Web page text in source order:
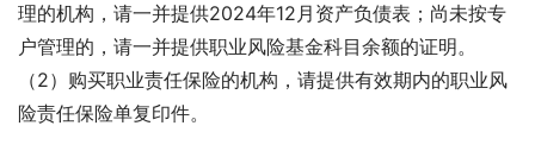
理的机构，请一并提供2024年12月资产负债表；尚未按专
户管理的，请一并提供职业风险基金科目余额的证明。
（2）购买职业责任保险的机构，请提供有效期内的职业风
险责任保险单复印件。